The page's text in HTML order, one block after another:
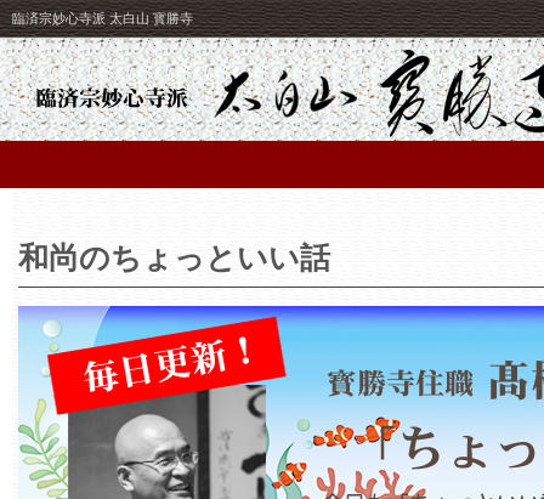
臨済宗妙心寺派 太白山 寳勝寺
和尚のちょっといい話